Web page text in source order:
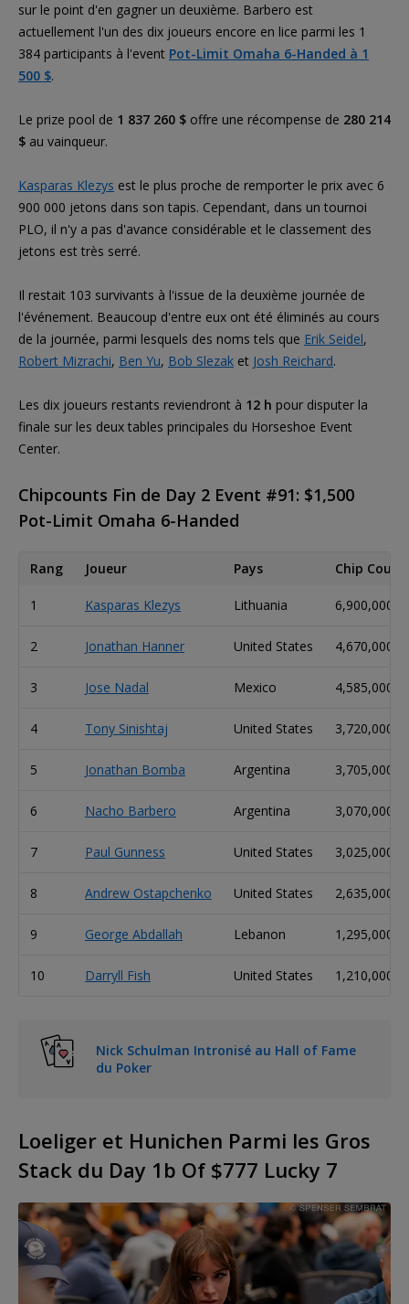
sur le point d'en gagner un deuxième. Barbero est
actuellement l'un des dix joueurs encore en lice parmi les 1
384 participants à l'event Pot-Limit Omaha 6-Handed à 1
500 $.
Le prize pool de 1 837 260 $ offre une récompense de 280 214
$ au vainqueur.
Kasparas Klezys est le plus proche de remporter le prix avec 6
900 000 jetons dans son tapis. Cependant, dans un tournoi
PLO, il n'y a pas d'avance considérable et le classement des
jetons est très serré.
Il restait 103 survivants à l'issue de la deuxième journée de
l'événement. Beaucoup d'entre eux ont été éliminés au cours
de la journée, parmi lesquels des noms tels que Erik Seidel,
Robert Mizrachi, Ben Yu, Bob Slezak et Josh Reichard.
Les dix joueurs restants reviendront à 12 h pour disputer la
finale sur les deux tables principales du Horseshoe Event
Center.
Chipcounts Fin de Day 2 Event #91: $1,500
Pot-Limit Omaha 6-Handed
Rang Joueur Pays Chip Count
1 Kasparas Klezys Lithuania 6,900,000
2 Jonathan Hanner United States 4,670,000
3 Jose Nadal Mexico 4,585,000
4 Tony Sinishtaj United States 3,720,000
5 Jonathan Bomba Argentina 3,705,000
6 Nacho Barbero Argentina 3,070,000
7 Paul Gunness United States 3,025,000
8 Andrew Ostapchenko United States 2,635,000
9 George Abdallah Lebanon 1,295,000
10 Darryll Fish United States 1,210,000
Nick Schulman Intronisé au Hall of Fame
du Poker
Loeliger et Hunichen Parmi les Gros
Stack du Day 1b Of $777 Lucky 7